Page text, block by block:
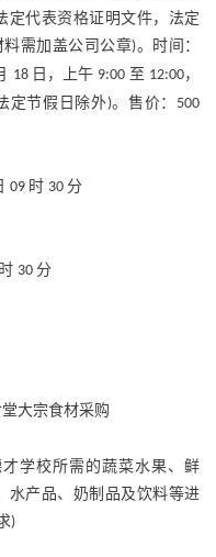
定代表资格证明文件，法定
料需加盖公司公章)。时间：
18 日，上午 9:00 至 12:00，
定节假日除外)。售价： 500
09 时 30 分
时 30 分
大宗食材采购
学校所需的蔬菜水果、鲜
水产品、奶制品及饮料等进
)